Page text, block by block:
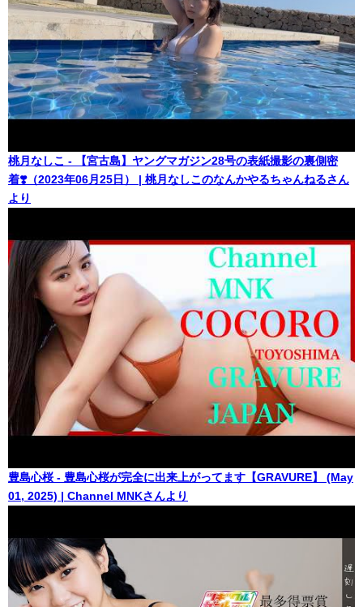
桃月なしこ - 【宮古島】ヤングマガジン28号の表紙撮影の裏側密
着❣️（2023年06月25日） | 桃月なしこのなんかやるちゃんねるさん
より
豊島心桜 - 豊島心桜が完全に出来上がってます【GRAVURE】 (May
01, 2025) | Channel MNKさんより